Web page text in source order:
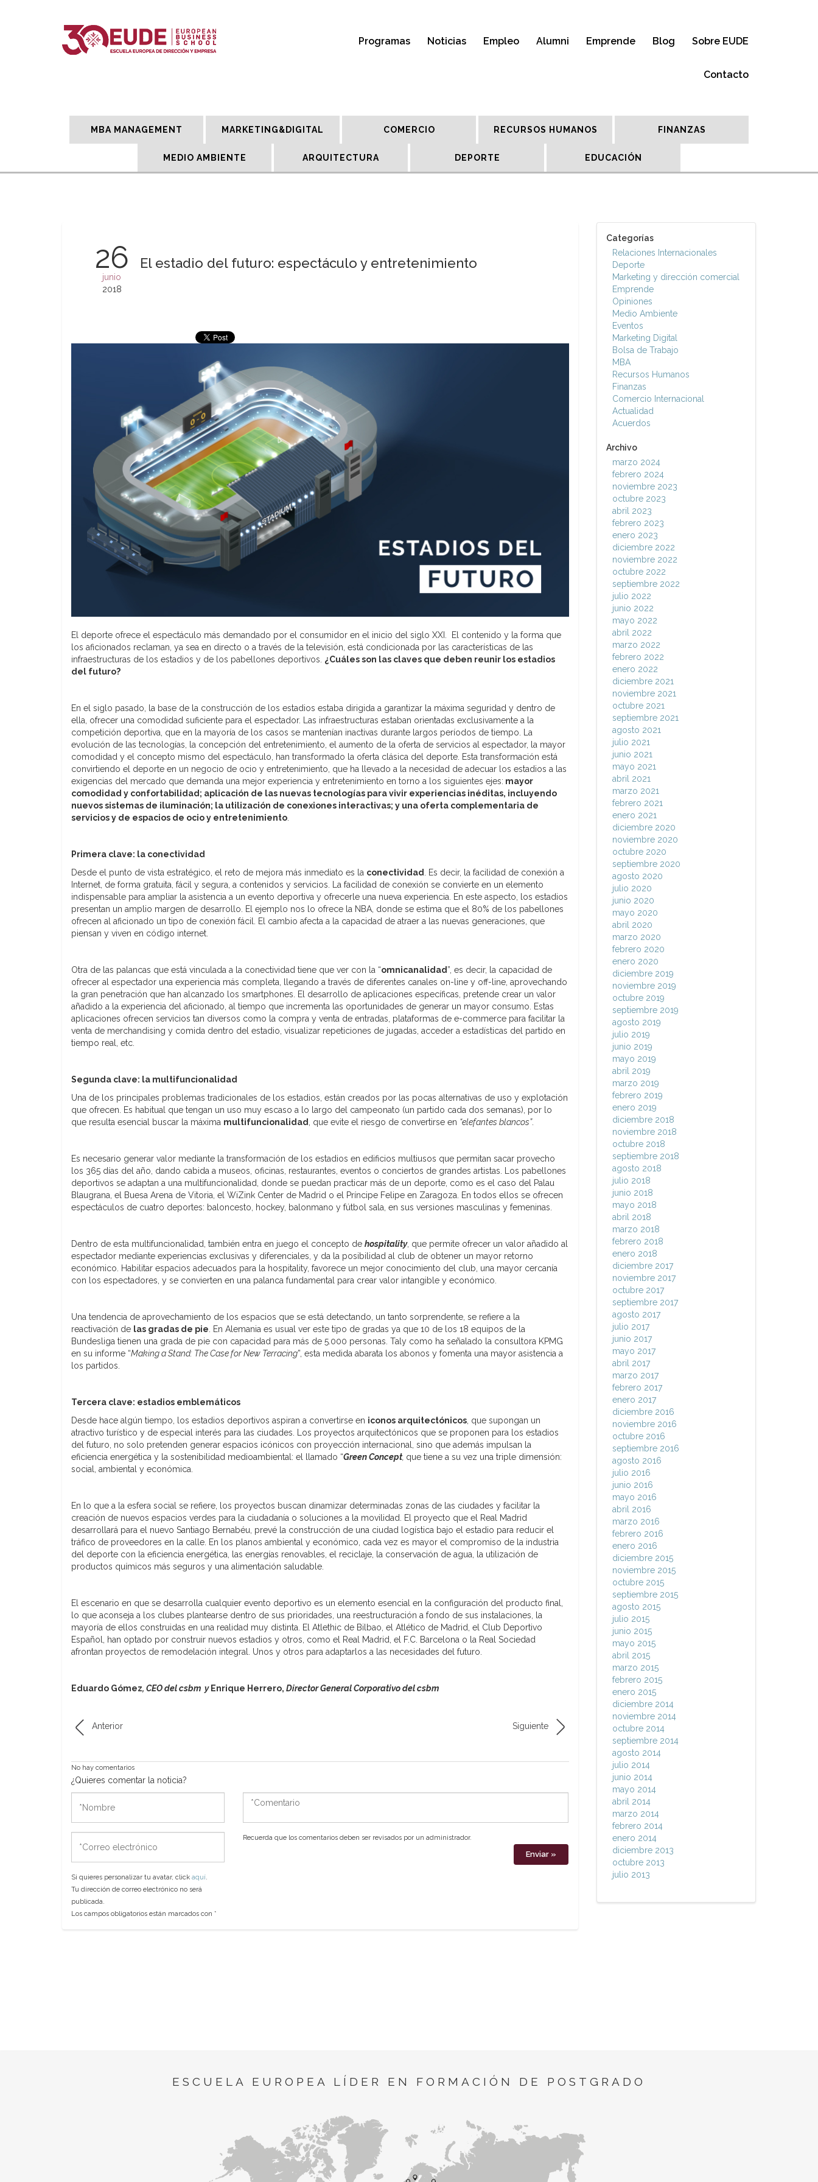
Programas Noticias Empleo Alumni Emprende Blog Sobre EUDE
Contacto
MBA MANAGEMENT MARKETING&DIGITAL COMERCIO RECURSOS HUMANOS FINANZAS
MEDIO AMBIENTE ARQUITECTURA DEPORTE EDUCACIÓN
26
junio
2018
El estadio del futuro: espectáculo y entretenimiento
El deporte ofrece el espectáculo más demandado por el consumidor en el inicio del siglo XXI. El contenido y la forma que
los aficionados reclaman, ya sea en directo o a través de la televisión, está condicionada por las características de las
infraestructuras de los estadios y de los pabellones deportivos. ¿Cuáles son las claves que deben reunir los estadios
del futuro?
En el siglo pasado, la base de la construcción de los estadios estaba dirigida a garantizar la máxima seguridad y dentro de
ella, ofrecer una comodidad suficiente para el espectador. Las infraestructuras estaban orientadas exclusivamente a la
competición deportiva, que en la mayoría de los casos se mantenían inactivas durante largos períodos de tiempo. La
evolución de las tecnologías, la concepción del entretenimiento, el aumento de la oferta de servicios al espectador, la mayor
comodidad y el concepto mismo del espectáculo, han transformado la oferta clásica del deporte. Esta transformación está
convirtiendo el deporte en un negocio de ocio y entretenimiento, que ha llevado a la necesidad de adecuar los estadios a las
exigencias del mercado que demanda una mejor experiencia y entretenimiento en torno a los siguientes ejes: mayor
comodidad y confortabilidad; aplicación de las nuevas tecnologías para vivir experiencias inéditas, incluyendo
nuevos sistemas de iluminación; la utilización de conexiones interactivas; y una oferta complementaria de
servicios y de espacios de ocio y entretenimiento
Primera clave: la conectividad
Desde el punto de vista estratégico, el reto de mejora más inmediato es la conectividad
. Es decir, la facilidad de conexión a
Internet, de forma gratuita, fácil y segura, a contenidos y servicios. La facilidad de conexión se convierte en un elemento
indispensable para ampliar la asistencia a un evento deportiva y ofrecerle una nueva experiencia. En este aspecto, los estadios
presentan un amplio margen de desarrollo. El ejemplo nos lo ofrece la NBA, donde se estima que el 80% de los pabellones
ofrecen al aficionado un tipo de conexión fácil. El cambio afecta a la capacidad de atraer a las nuevas generaciones, que
piensan y viven en código internet.
Otra de las palancas que está vinculada a la conectividad tiene que ver con la “omnicanalidad ”, es decir, la capacidad de
ofrecer al espectador una experiencia más completa, llegando a través de diferentes canales on-line y off-line, aprovechando
la gran penetración que han alcanzado los smartphones. El desarrollo de aplicaciones específicas, pretende crear un valor
añadido a la experiencia del aficionado, al tiempo que incrementa las oportunidades de generar un mayor consumo. Estas
aplicaciones ofrecen servicios tan diversos como la compra y venta de entradas, plataformas de e-commerce para facilitar la
venta de merchandising y comida dentro del estadio, visualizar repeticiones de jugadas, acceder a estadísticas del partido en
tiempo real, etc.
Segunda clave: la multifuncionalidad
Una de los principales problemas tradicionales de los estadios, están creados por las pocas alternativas de uso y explotación
que ofrecen. Es habitual que tengan un uso muy escaso a lo largo del campeonato (un partido cada dos semanas), por lo
que resulta esencial buscar la máxima multifuncionalidad , que evite el riesgo de convertirse en “elefantes blancos”.
Es necesario generar valor mediante la transformación de los estadios en edificios multiusos que permitan sacar provecho
los 365 días del año, dando cabida a museos, oficinas, restaurantes, eventos o conciertos de grandes artistas. Los pabellones
deportivos se adaptan a una multifuncionalidad, donde se puedan practicar más de un deporte, como es el caso del Palau
Blaugrana, el Buesa Arena de Vitoria, el WiZink Center de Madrid o el Príncipe Felipe en Zaragoza. En todos ellos se ofrecen
espectáculos de cuatro deportes: baloncesto, hockey, balonmano y fútbol sala, en sus versiones masculinas y femeninas.
Dentro de esta multifuncionalidad, también entra en juego el concepto de hospitality, que permite ofrecer un valor añadido al
espectador mediante experiencias exclusivas y diferenciales, y da la posibilidad al club de obtener un mayor retorno
económico. Habilitar espacios adecuados para la hospitality, favorece un mejor conocimiento del club, una mayor cercanía
con los espectadores, y se convierten en una palanca fundamental para crear valor intangible y económico.
Una tendencia de aprovechamiento de los espacios que se está detectando, un tanto sorprendente, se refiere a la
reactivación de las gradas de pie . En Alemania es usual ver este tipo de gradas ya que 10 de los 18 equipos de la
Bundesliga tienen una grada de pie con capacidad para más de 5.000 personas. Taly como ha señalado la consultora KPMG
en su informe “Making a Stand: The Case for New Terracing”, esta medida abarata los abonos y fomenta una mayor asistencia a
los partidos.
Tercera clave: estadios emblemáticos
Desde hace algún tiempo, los estadios deportivos aspiran a convertirse en iconos arquitectónicos , que supongan un
atractivo turístico y de especial interés para las ciudades. Los proyectos arquitectónicos que se proponen para los estadios
del futuro, no solo pretenden generar espacios icónicos con proyección internacional, sino que además impulsan la
eficiencia energética y la sostenibilidad medioambiental: el llamado “Green Concept, que tiene a su vez una triple dimensión:
social, ambiental y económica.
En lo que a la esfera social se refiere, los proyectos buscan dinamizar determinadas zonas de las ciudades y facilitar la
creación de nuevos espacios verdes para la ciudadanía o soluciones a la movilidad. El proyecto que el Real Madrid
desarrollará para el nuevo Santiago Bernabéu, prevé la construcción de una ciudad logística bajo el estadio para reducir el
tráfico de proveedores en la calle. En los planos ambiental y económico, cada vez es mayor el compromiso de la industria
del deporte con la eficiencia energética, las energías renovables, el reciclaje, la conservación de agua, la utilización de
productos químicos más seguros y una alimentación saludable.
El escenario en que se desarrolla cualquier evento deportivo es un elemento esencial en la configuración del producto final,
lo que aconseja a los clubes plantearse dentro de sus prioridades, una reestructuración a fondo de sus instalaciones, la
mayoría de ellos construidas en una realidad muy distinta. El Atlethic de Bilbao, el Atlético de Madrid, el Club Deportivo
Español, han optado por construir nuevos estadios y otros, como el Real Madrid, el F.C. Barcelona o la Real Sociedad
afrontan proyectos de remodelación integral. Unos y otros para adaptarlos a las necesidades del futuro.
Eduardo Gómez, CEO del csbm y Enrique Herrero, Director General Corporativo del csbm
Anterior Siguiente
No hay comentarios
¿Quieres comentar la noticia?
electrónico
Si quieres personalizar tu avatar, click aquí.
Tu dirección de correo electrónico no será
publicada.
Los campos obligatorios están marcados con *
*Comentario
Recuerda que los comentarios deben ser revisados por un administrador.
Categorías
Relaciones Internacionales
Deporte
Marketing y dirección comercial
Emprende
Opiniones
Medio Ambiente
Eventos
Marketing Digital
Bolsa de Trabajo
MBA
Recursos Humanos
Finanzas
Comercio Internacional
Actualidad
Acuerdos
Archivo
marzo 2024
febrero 2024
noviembre 2023
octubre 2023
abril 2023
febrero 2023
enero 2023
diciembre 2022
noviembre 2022
octubre 2022
septiembre 2022
julio 2022
junio 2022
mayo 2022
abril 2022
marzo 2022
febrero 2022
enero 2022
diciembre 2021
noviembre 2021
octubre 2021
septiembre 2021
agosto 2021
julio 2021
junio 2021
mayo 2021
abril 2021
marzo 2021
febrero 2021
enero 2021
diciembre 2020
noviembre 2020
octubre 2020
septiembre 2020
agosto 2020
julio 2020
junio 2020
mayo 2020
abril 2020
marzo 2020
febrero 2020
enero 2020
diciembre 2019
noviembre 2019
octubre 2019
septiembre 2019
agosto 2019
julio 2019
junio 2019
mayo 2019
abril 2019
marzo 2019
febrero 2019
enero 2019
diciembre 2018
noviembre 2018
octubre 2018
septiembre 2018
agosto 2018
julio 2018
junio 2018
mayo 2018
abril 2018
marzo 2018
febrero 2018
enero 2018
diciembre 2017
noviembre 2017
octubre 2017
septiembre 2017
agosto 2017
julio 2017
junio 2017
mayo 2017
abril 2017
marzo 2017
febrero 2017
enero 2017
diciembre 2016
noviembre 2016
octubre 2016
septiembre 2016
agosto 2016
julio 2016
junio 2016
mayo 2016
abril 2016
marzo 2016
febrero 2016
enero 2016
diciembre 2015
noviembre 2015
octubre 2015
septiembre 2015
agosto 2015
julio 2015
junio 2015
mayo 2015
abril 2015
marzo 2015
febrero 2015
enero 2015
diciembre 2014
noviembre 2014
octubre 2014
septiembre 2014
agosto 2014
julio 2014
junio 2014
mayo 2014
abril 2014
marzo 2014
febrero 2014
enero 2014
diciembre 2013
octubre 2013
julio 2013
ESCUELA EUROPEA LÍDER EN FORMACIÓN DE POSTGRADO